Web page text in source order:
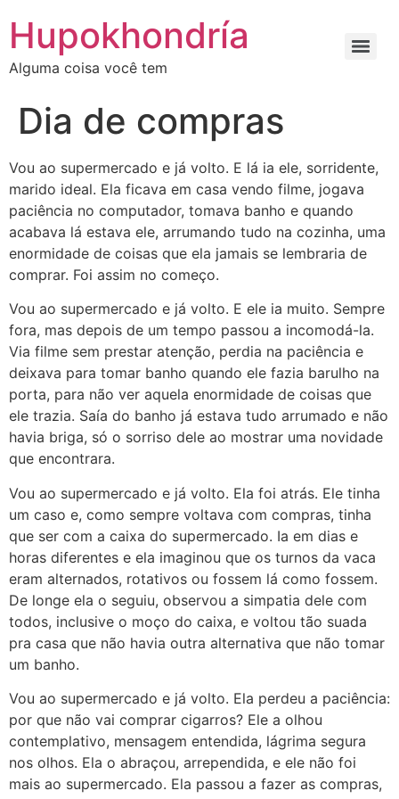
para
conteúdo
Hupokhondría
Alguma coisa você tem
Dia de compras
Vou ao supermercado e já volto. E lá ia ele, sorridente,
marido ideal. Ela ficava em casa vendo filme, jogava
paciência no computador, tomava banho e quando
acabava lá estava ele, arrumando tudo na cozinha, uma
enormidade de coisas que ela jamais se lembraria de
comprar. Foi assim no começo.
Vou ao supermercado e já volto. E ele ia muito. Sempre
fora, mas depois de um tempo passou a incomodá-la.
Via filme sem prestar atenção, perdia na paciência e
deixava para tomar banho quando ele fazia barulho na
porta, para não ver aquela enormidade de coisas que
ele trazia. Saía do banho já estava tudo arrumado e não
havia briga, só o sorriso dele ao mostrar uma novidade
que encontrara.
Vou ao supermercado e já volto. Ela foi atrás. Ele tinha
um caso e, como sempre voltava com compras, tinha
que ser com a caixa do supermercado. Ia em dias e
horas diferentes e ela imaginou que os turnos da vaca
eram alternados, rotativos ou fossem lá como fossem.
De longe ela o seguiu, observou a simpatia dele com
todos, inclusive o moço do caixa, e voltou tão suada
pra casa que não havia outra alternativa que não tomar
um banho.
Vou ao supermercado e já volto. Ela perdeu a paciência:
por que não vai comprar cigarros? Ele a olhou
contemplativo, mensagem entendida, lágrima segura
nos olhos. Ela o abraçou, arrependida, e ele não foi
mais ao supermercado. Ela passou a fazer as compras,